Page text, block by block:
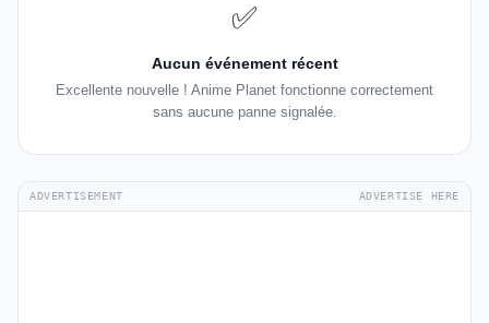
✅
Aucun événement récent
Excellente nouvelle ! Anime Planet fonctionne correctement
sans aucune panne signalée.
ADVERTISEMENT ADVERTISE HERE